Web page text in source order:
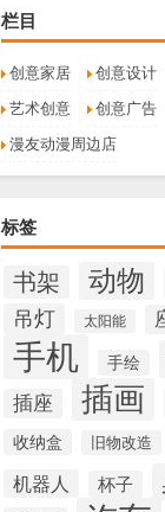
栏目
创意家居 创意设计
艺术创意
创意广告
漫友动漫周边店
标签
书架 动物
吊灯 太阳能
手机 手绘
插座 插画
收纳盒 旧物改造
机器人 杯子